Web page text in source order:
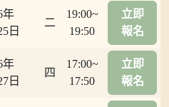
年
日
二
19:00~
19:50
立即
報名
年
日
四
17:00~
17:50
立即
報名